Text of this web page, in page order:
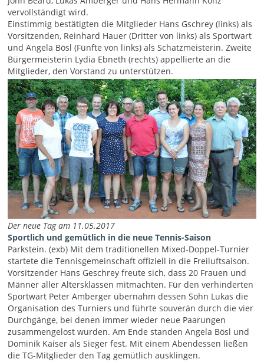
vervollständigt wird.
Einstimmig bestätigten die Mitglieder Hans Gschrey (links) als
Vorsitzenden, Reinhard Hauer (Dritter von links) als Sportwart
und Angela Bösl (Fünfte von links) als Schatzmeisterin. Zweite
Bürgermeisterin Lydia Ebneth (rechts) appellierte an die
Mitglieder, den Vorstand zu unterstützen.
Der neue Tag am 11.05.2017
Sportlich und gemütlich in die neue Tennis-Saison
Parkstein. (exb) Mit dem traditionellen Mixed-Doppel-Turnier
startete die Tennisgemeinschaft offiziell in die Freiluftsaison.
Vorsitzender Hans Geschrey freute sich, dass 20 Frauen und
Männer aller Altersklassen mitmachten. Für den verhinderten
Sportwart Peter Amberger übernahm dessen Sohn Lukas die
Organisation des Turniers und führte souverän durch die vier
Durchgänge, bei denen immer wieder neue Paarungen
zusammengelost wurden. Am Ende standen Angela Bösl und
Dominik Kaiser als Sieger fest. Mit einem Abendessen ließen
die TG-Mitglieder den Tag gemütlich ausklingen.